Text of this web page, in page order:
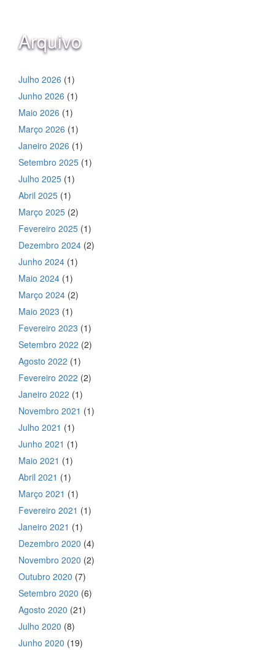
Arquivo
Julho 2026 (1)
Junho 2026 (1)
Maio 2026 (1)
Março 2026 (1)
Janeiro 2026 (1)
Setembro 2025 (1)
Julho 2025 (1)
Abril 2025 (1)
Março 2025 (2)
Fevereiro 2025 (1)
Dezembro 2024 (2)
Junho 2024 (1)
Maio 2024 (1)
Março 2024 (2)
Maio 2023 (1)
Fevereiro 2023 (1)
Setembro 2022 (2)
Agosto 2022 (1)
Fevereiro 2022 (2)
Janeiro 2022 (1)
Novembro 2021 (1)
Julho 2021 (1)
Junho 2021 (1)
Maio 2021 (1)
Abril 2021 (1)
Março 2021 (1)
Fevereiro 2021 (1)
Janeiro 2021 (1)
Dezembro 2020 (4)
Novembro 2020 (2)
Outubro 2020 (7)
Setembro 2020 (6)
Agosto 2020 (21)
Julho 2020 (8)
Junho 2020 (19)